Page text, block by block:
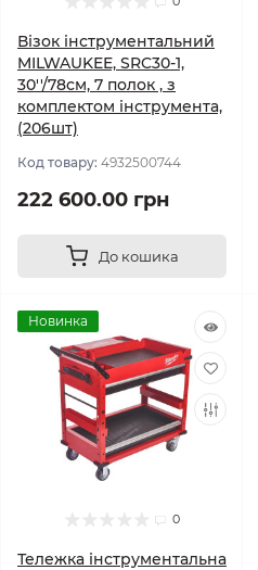
Візок інструментальний
MILWAUKEE, SRC30-1,
30''/78см, 7 полок , з
комплектом інструмента,
(206шт)
Код товару: 4932500744
222 600.00 грн
До кошика
Новинка
0
Тележка інструментальна